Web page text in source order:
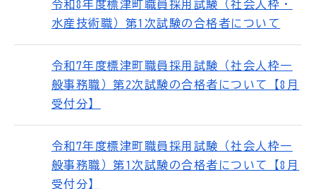
令和8年度標津町職員採用試験（社会人枠・
水産技術職）第1次試験の合格者について
令和7年度標津町職員採用試験（社会人枠一
般事務職）第2次試験の合格者について【8月
受付分】
令和7年度標津町職員採用試験（社会人枠一
般事務職）第1次試験の合格者について【8月
受付分】